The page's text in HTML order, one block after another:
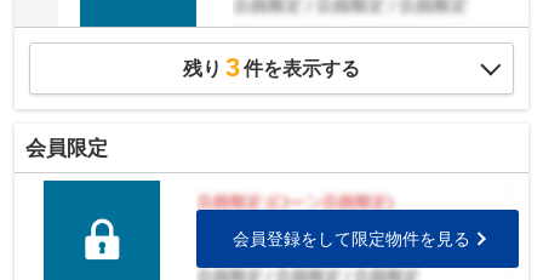
残り 3件を表示する
会員限定
会員登録をして限定物件を見る